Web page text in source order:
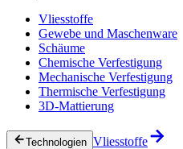
Vliesstoffe
Gewebe und Maschenware
Schäume
Chemische Verfestigung
Mechanische Verfestigung
Thermische Verfestigung
3D-Mattierung
Technologien Vliesstoffe